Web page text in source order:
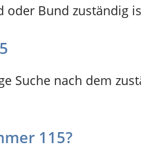
oder Bund zuständig
Suche nach dem
115?